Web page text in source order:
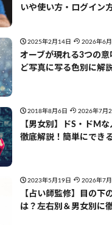
いや使い方・ログイン
2025年2月14日 2026年6月
オーブが現れる3つの
ど写真に写る色別に解
2018年8月6日 2026年7月
【男女別】ドS・ドM
徹底解説！簡単にでき
2023年5月19日 2026年7
【占い師監修】目の下
は？左右別＆男女別に